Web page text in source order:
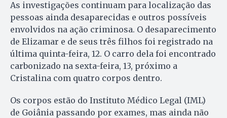
As investigações continuam para localização das
pessoas ainda desaparecidas e outros possíveis
envolvidos na ação criminosa. O desaparecimento
de Elizamar e de seus três filhos foi registrado na
última quinta-feira, 12. O carro dela foi encontrado
carbonizado na sexta-feira, 13, próximo a
Cristalina com quatro corpos dentro.
Os corpos estão do Instituto Médico Legal (IML)
de Goiânia passando por exames, mas ainda não